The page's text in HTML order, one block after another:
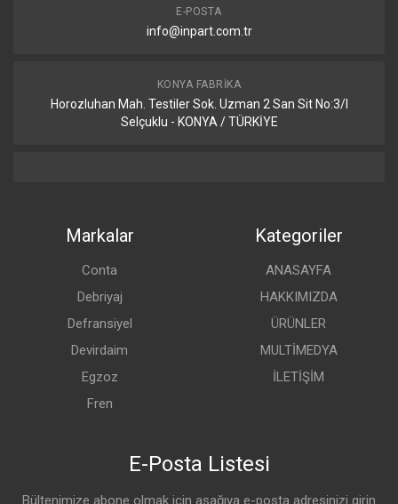
E-POSTA
info@inpart.com.tr
KONYA FABRIKA
Horozluhan Mah. Testiler Sok. Uzman 2 San Sit No:3/I
Selçuklu - KONYA / TÜRKİYE
Markalar
Conta
Debriyaj
Defransiyel
Devirdaim
Egzoz
Fren
Kategoriler
ANASAYFA
HAKKIMIZDA
ÜRÜNLER
MULTİMEDYA
İLETİŞİM
E-Posta Listesi
Bültenimize abone olmak için aşağıya e-posta adresinizi girin